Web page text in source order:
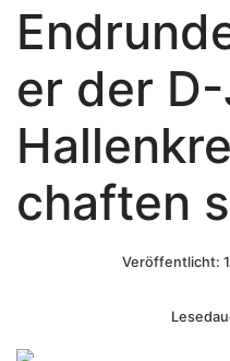
er der
chaften
Veröffentlicht: